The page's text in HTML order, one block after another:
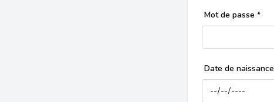
Mot de passe *
Date de naissance